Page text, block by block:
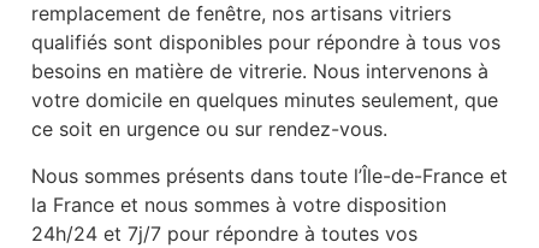
remplacement de fenêtre, nos artisans vitriers
qualifiés sont disponibles pour répondre à tous vos
besoins en matière de vitrerie. Nous intervenons à
votre domicile en quelques minutes seulement, que
ce soit en urgence ou sur rendez-vous.
Nous sommes présents dans toute l’Île-de-France et
la France et nous sommes à votre disposition
24h/24 et 7j/7 pour répondre à toutes vos